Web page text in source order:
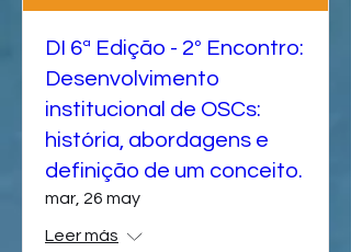
DI 6ª Edição - 2º Encontro:
Desenvolvimento
institucional de OSCs:
história, abordagens e
definição de um conceito.
mar, 26 may
Leer más